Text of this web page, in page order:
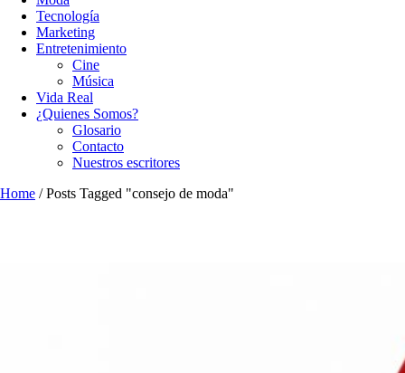
Tecnología
Marketing
Entretenimiento
Cine
Música
Vida Real
¿Quienes Somos?
Glosario
Contacto
Nuestros escritores
Home /Posts Tagged "consejo de moda"